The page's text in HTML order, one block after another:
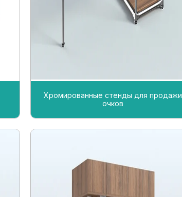
Хромированные стенды для продажи
очков